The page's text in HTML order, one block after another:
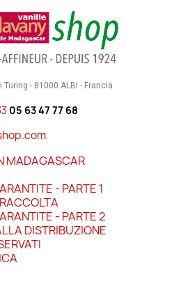
Turing - 81000 ALBI - Francia
05 63 47 77 68
MADAGASCAR
- PARTE 1
- PARTE 2
DISTRIBUZIONE